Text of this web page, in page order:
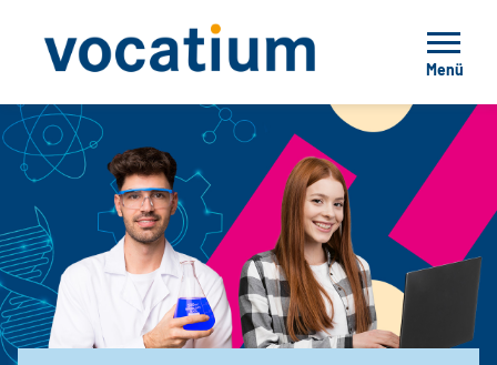
Menü